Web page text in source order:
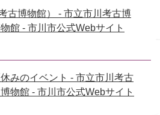
古博物館） - 市立市川考古博
館 - 市川市公式Webサイト
みのイベント - 市立市川考古
物館 - 市川市公式Webサイト